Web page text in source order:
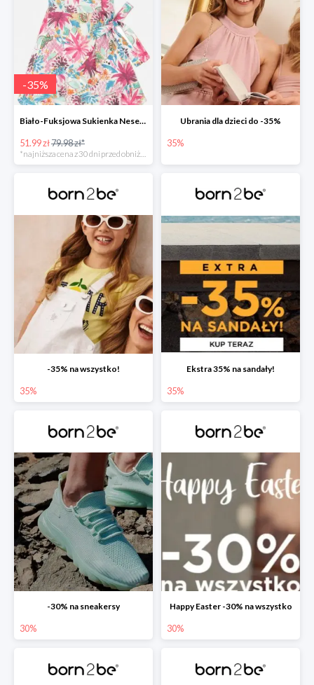
-35%
Biało-Fuksjowa Sukienka Nesenia
51.99 zł79.98 zł*
Ubrania dla dzieci do -35%
35%
-35% na wszystko!
35%
Ekstra 35% na sandały!
35%
-30% na sneakersy
30%
Happy Easter -30% na wszystko
30%